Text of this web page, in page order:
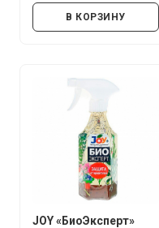
В КОРЗИНУ
JOY «БиоЭксперт»